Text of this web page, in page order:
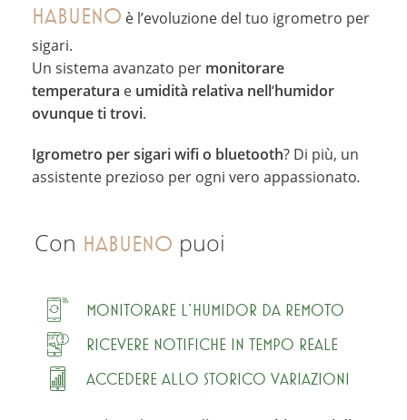
HABUENO è l’evoluzione del tuo igrometro per
sigari.
Un sistema avanzato per monitorare
temperatura e umidità relativa nell‘humidor
ovunque ti trovi.
Igrometro per sigari wifi o bluetooth? Di più, un
assistente prezioso per ogni vero appassionato.
Con HABUENO puoi
MONITORARE L’HUMIDOR DA REMOTO
RICEVERE NOTIFICHE IN TEMPO REALE
ACCEDERE ALLO STORICO VARIAZIONI